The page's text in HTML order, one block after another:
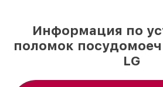
Информация по
поломок
LG